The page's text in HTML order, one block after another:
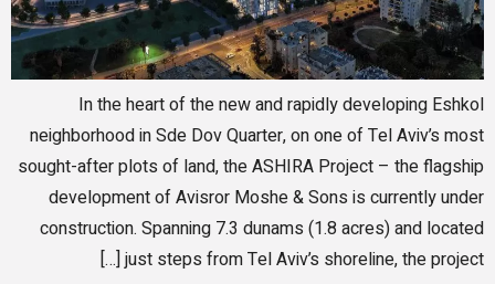
In the heart of the new and rapidly developing Eshkol
neighborhood in Sde Dov Quarter, on one of Tel Aviv’s most
sought-after plots of land, the ASHIRA Project – the flagship
development of Avisror Moshe & Sons is currently under
construction. Spanning 7.3 dunams (1.8 acres) and located
just steps from Tel Aviv’s shoreline, the project […]